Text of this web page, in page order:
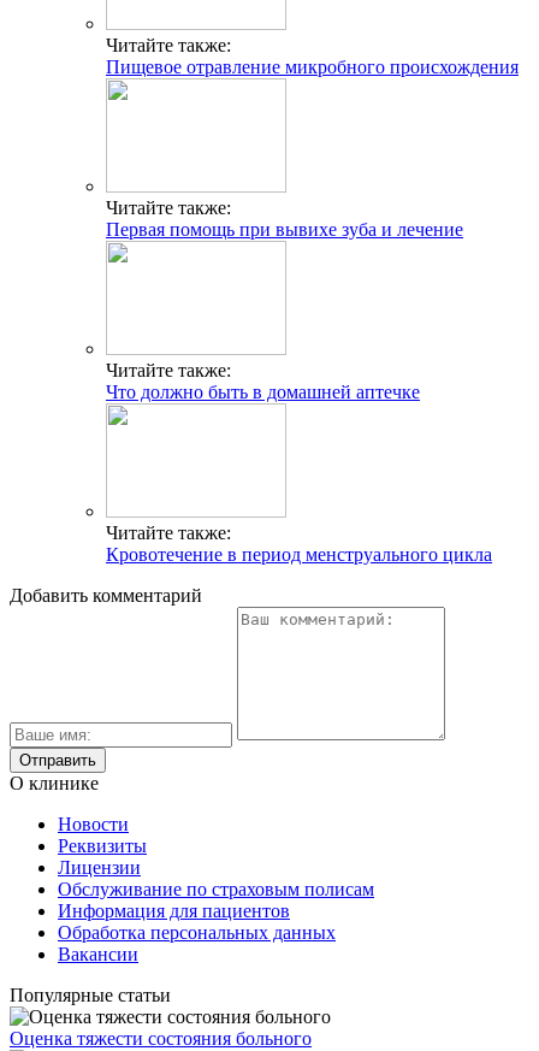
Читайте также:
Пищевое отравление микробного происхождения
Читайте также:
Первая помощь при вывихе зуба и лечение
Читайте также:
Что должно быть в домашней аптечке
Читайте также:
Кровотечение в период менструального цикла
Добавить комментарий
О клинике
Новости
Реквизиты
Лицензии
Обслуживание по страховым полисам
Информация для пациентов
Обработка персональных данных
Вакансии
Популярные статьи
Оценка тяжести состояния больного